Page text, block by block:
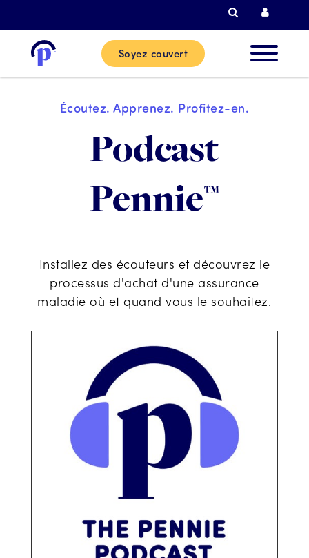
Recherche
Soyez couvert
clients
Aide
Écoutez. Apprenez. Profitez-en.
Podcast
Pennie™
Installez des écouteurs et découvrez le
processus d'achat d'une assurance
maladie où et quand vous le souhaitez.